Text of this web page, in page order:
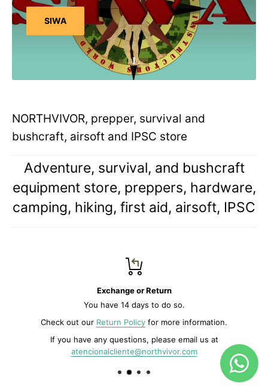
SIWA
NORTHVIVOR, prepper, survival and
bushcraft, airsoft and IPSC store
Adventure, survival, and bushcraft
equipment store, preppers, hardware,
camping, hiking, first aid, airsoft, IPSC
Exchange or Return
You have 14 days to do so.
Check out our Return Policy for more information.
If you have any questions, please email us at
atencionalcliente@northvivor.com